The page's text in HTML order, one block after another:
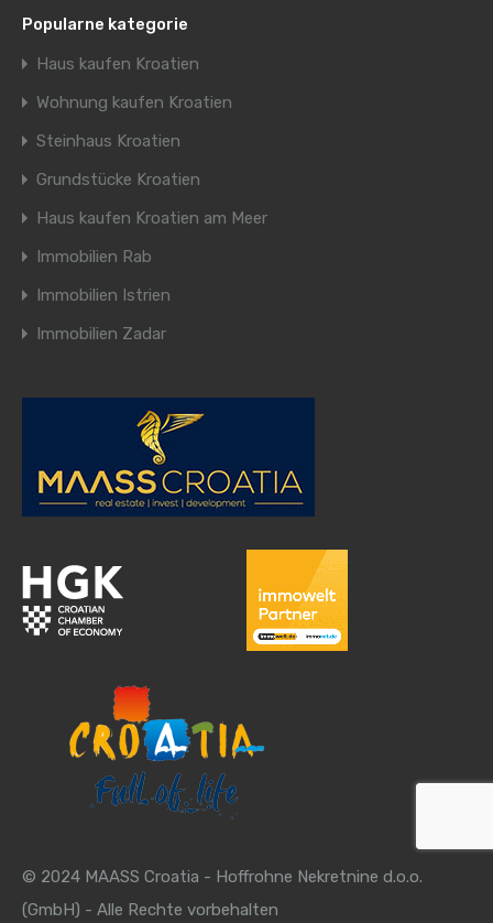
Popularne kategorie
Haus kaufen Kroatien
Wohnung kaufen Kroatien
Steinhaus Kroatien
Grundstücke Kroatien
Haus kaufen Kroatien am Meer
Immobilien Rab
Immobilien Istrien
Immobilien Zadar
© 2024 MAASS Croatia - Hoffrohne Nekretnine d.o.o.
(GmbH) - Alle Rechte vorbehalten